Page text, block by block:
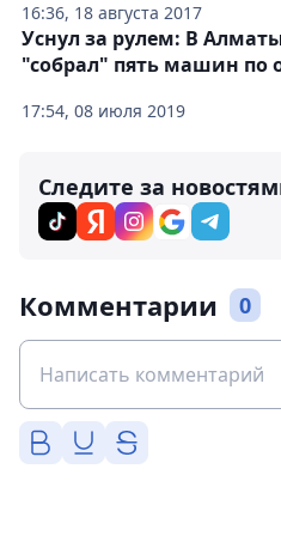
16:36, 18 августа 2017
17:54, 08 июля 2019
Уснул за рулем: В
"собрал" пять машин по
Следите за
Комментарии 0